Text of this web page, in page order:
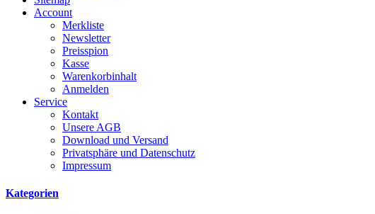
Account
Merkliste
Newsletter
Preisspion
Kasse
Warenkorbinhalt
Anmelden
Service
Kontakt
Unsere AGB
Download und Versand
Privatsphäre und Datenschutz
Impressum
Kategorien